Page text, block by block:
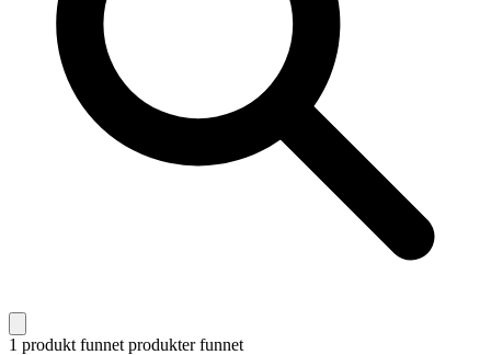
1 produkt funnet produkter funnet